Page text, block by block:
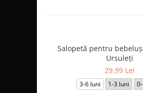
Salopetă pentru
Ursuleți
29,99 Lei
3-6 luni 1-3 luni